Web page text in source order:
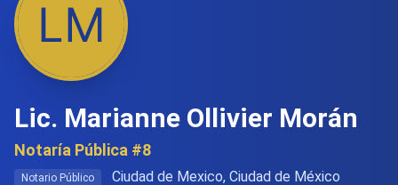
Lic. Marianne Ollivier Morán
Notaría Pública #8
Notario Público Ciudad de Mexico, Ciudad de México